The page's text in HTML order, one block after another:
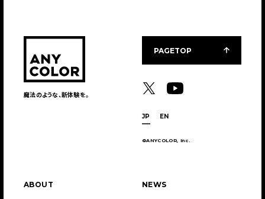
魔法のような、新体験を。
JP EN
©ANYCOLOR, Inc.
ABOUT NEWS
PAGETOP